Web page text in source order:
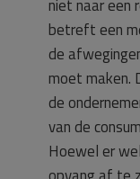
niet naar een
betreft een
de
moet maken.
de
van de
Hoewel er